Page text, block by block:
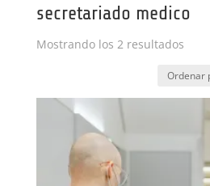
secretariado medico
Mostrando los 2 resultados